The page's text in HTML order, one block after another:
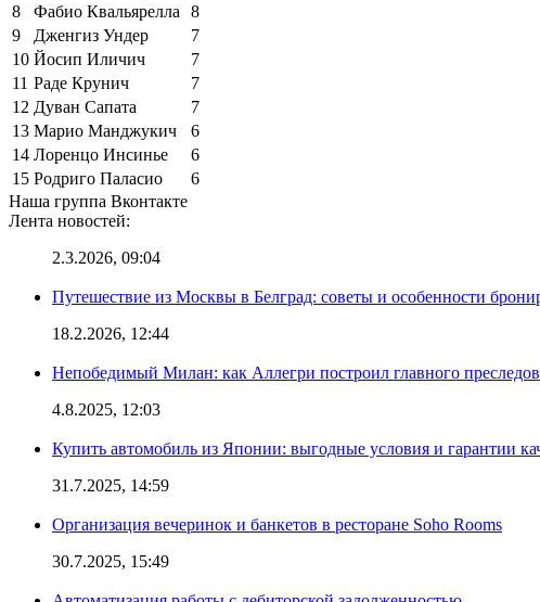
8
Фабио Квальярелла
8
9
Дженгиз Ундер
7
10 Йосип Иличич
7
11 Раде Крунич
7
12 Дуван Сапата
7
13 Марио Манджукич
6
14 Лоренцо Инсинье
6
15 Родриго Паласио
6
Наша группа Вконтакте
Лента новостей:
2.3.2026, 09:04
Путешествие из Москвы в Белград: советы и особенности
18.2.2026, 12:44
Непобедимый Милан: как Аллегри построил главного
4.8.2025, 12:03
Купить автомобиль из Японии: выгодные условия и гарантии
31.7.2025, 14:59
Организация вечеринок и банкетов в ресторане Soho Rooms
30.7.2025, 15:49